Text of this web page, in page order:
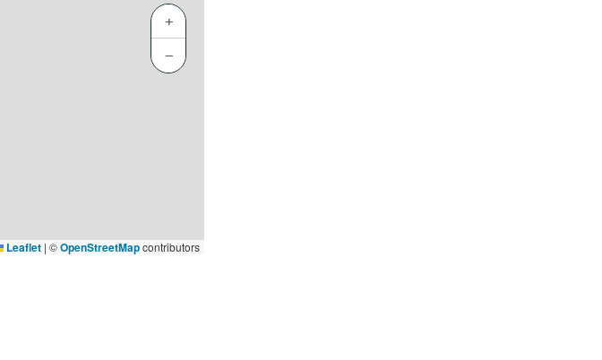
+
−
Leaflet | ©OpenStreetMapcontributors